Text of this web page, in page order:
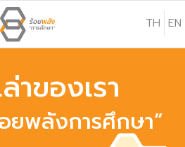
TH EN
าของเรา
ยพลังการศึกษา”